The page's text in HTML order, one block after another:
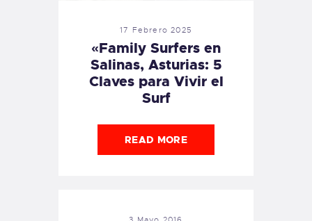
17 Febrero 2025
«Family Surfers en
Salinas, Asturias: 5
Claves para Vivir el
Surf
READ MORE